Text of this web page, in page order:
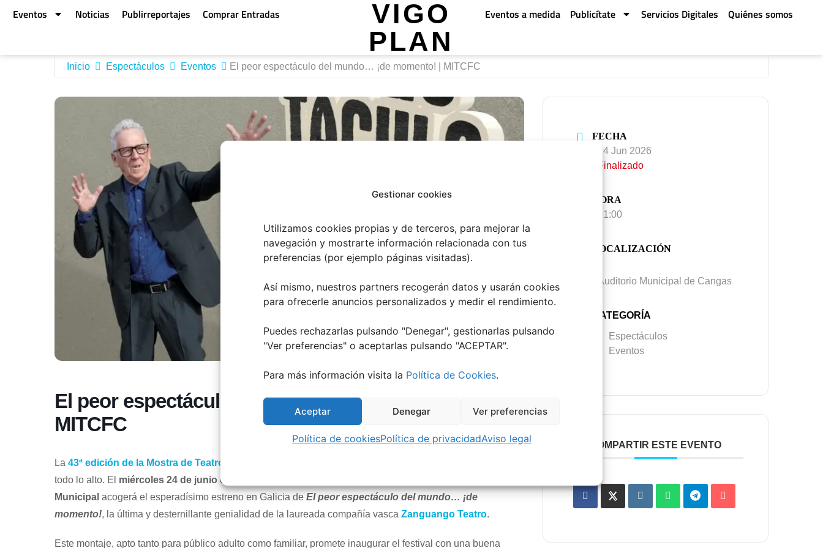
Gestionar cookies
Utilizamos cookies propias y de terceros, para mejorar la
navegación y mostrarte información relacionada con tus
preferencias (por ejemplo páginas visitadas).
Así mismo, nuestros partners recogerán datos y usarán cookies
para ofrecerle anuncios personalizados y medir el rendimiento.
Puedes rechazarlas pulsando "Denegar", gestionarlas pulsando
"Ver preferencias" o aceptarlas pulsando "ACEPTAR".
Para más información visita la Política de Cookies.
Aceptar Denegar Ver preferencias
Política de cookiesPolítica de privacidadAviso legal
Eventos Noticias Publirreportajes Comprar Entradas VIGO PLAN Eventos a medida Publicítate Servicios Digitales
Quiénes somos
El peor espectáculo del mundo… ¡de momento! | MITCFC
El peor espectáculo del mundo… ¡de momento! | MITCFC
La43ª edición de la Mostra de Teatro Internacional Cómico y Festivo de Cangas (MITCFC)
arranca por todo lo
alto. El miércoles 24 de junio de 2026 21:00 horas, el escenario del
El peor espectáculo del mundo… ¡de momento!, la última y desternillante
genialidad de la laureada compañía vasca
Este montaje, apto tanto para público adulto como familiar, promete inaugurar el festival con una buena dosis de
carcajadas, ironía y esa ácida mirada a la realidad que tanto caracteriza a la agrupación bilbaína.
Sinopsis: Un homenaje cómico y tierno al ‘héroe de barrio’
Finalizado
HORA
LOCALIZACIÓN
Auditorio Municipal de Cangas
CATEGORÍA
Espectáculos
COMPARTIR ESTE EVENTO